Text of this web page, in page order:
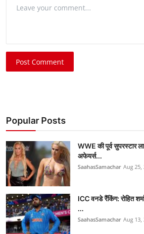
Post Comment
Popular Posts
WWE की पूर्व सुपरस्टार
अफेयर्स...
SaahasSamachar Aug 25,
ICC वनडे रैंकिंग: रोहित
...
SaahasSamachar Aug 13,